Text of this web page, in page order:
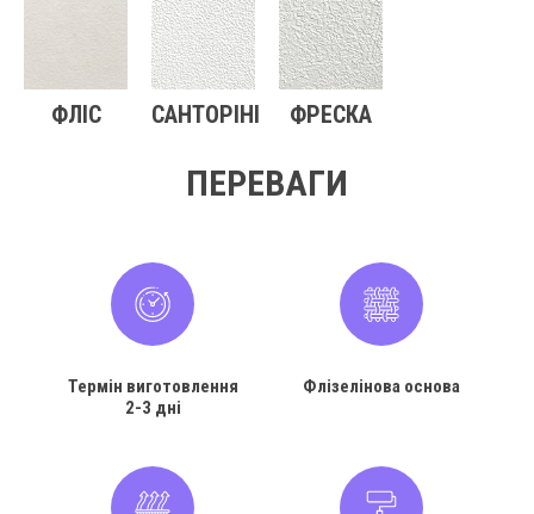
ФЛІС САНТОРІНІ ФРЕСКА
ПЕРЕВАГИ
Термін виготовлення
2-3 дні
Флізелінова основа